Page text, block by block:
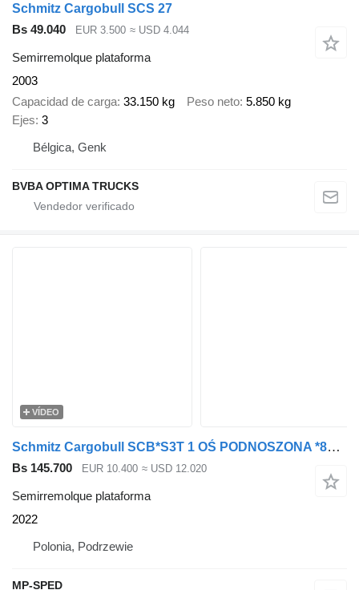
Schmitz Cargobull SCS 27
Bs 49.040
EUR 3.500 ≈ USD 4.044
Semirremolque plataforma
2003
Capacidad de carga 33.150 kg Peso neto 5.850 kg
Ejes 3
Bélgica, Genk
BVBA OPTIMA TRUCKS
VÍDEO
Schmitz Cargobull SCB*S3T 1 OŚ PODNOSZONA *89730*
Bs 145.700 EUR 10.400 ≈ USD 12.020
Semirremolque plataforma
2022
Polonia, Podrzewie
MP-SPED